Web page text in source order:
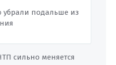
подальше из
сильно меняется